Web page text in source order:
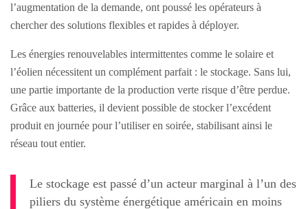
l’augmentation de la demande, ont poussé les opérateurs à
chercher des solutions flexibles et rapides à déployer.
Les énergies renouvelables intermittentes comme le solaire et
l’éolien nécessitent un complément parfait : le stockage. Sans lui,
une partie importante de la production verte risque d’être perdue.
Grâce aux batteries, il devient possible de stocker l’excédent
produit en journée pour l’utiliser en soirée, stabilisant ainsi le
réseau tout entier.
Le stockage est passé d’un acteur marginal à l’un des
piliers du système énergétique américain en moins